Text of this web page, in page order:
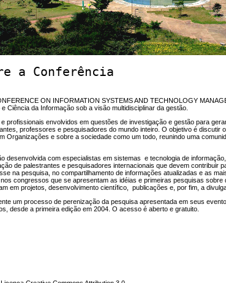
a Conferência
ON INFORMATION SYSTEMS AND TECHNOLOGY
Ciência da Informação sob a visão multidisciplinar da gestão.
profissionais envolvidos em questões de investigação e gestão para
professores e pesquisadores do mundo inteiro. O objetivo é discutir
Organizações e sobre a sociedade como um todo, reunindo uma
desenvolvida com especialistas em sistemas e tecnologia de
de palestrantes e pesquisadores internacionais que devem contribuir
na pesquisa, no compartilhamento de informações atualizadas e as
congressos que se apresentam as idéias e primeiras pesquisas
em projetos, desenvolvimento científico, publicações e, por fim, a
um processo de perenização da pesquisa apresentada em seus
desde a primeira edição em 2004. O acesso é aberto e gratuito.